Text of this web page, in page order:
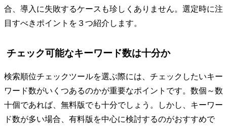
合、導入に失敗するケースも珍しくありません。選定時に注
目すべきポイントを３つ紹介します。
チェック可能なキーワード数は十分か
検索順位チェックツールを選ぶ際には、チェックしたいキー
ワード数がいくつあるのかが重要なポイントです。数個～数
十個であれば、無料版でも十分でしょう。しかし、キーワー
ド数が多い場合、有料版を中心に検討するのがおすすめで